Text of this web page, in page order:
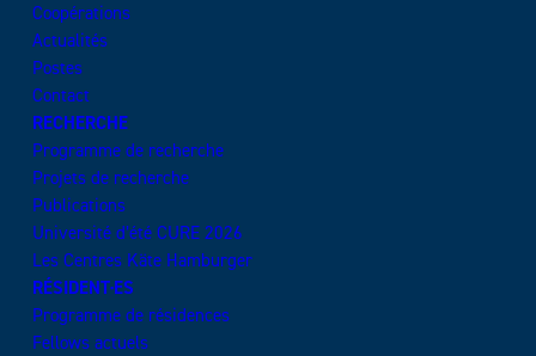
Coopérations
Actualités
Postes
Contact
RECHERCHE
Programme de recherche
Projets de recherche
Publications
Université d’été CURE 2026
Les Centres Käte Hamburger
RÉSIDENT·ES
Programme de résidences
Fellows actuels